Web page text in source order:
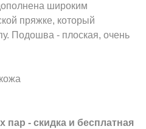
широким
пряжке, который
Подошва - плоская, очень
пар - скидка и бесплатная